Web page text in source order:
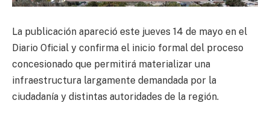
La publicación apareció este jueves 14 de mayo en el
Diario Oficial y confirma el inicio formal del proceso
concesionado que permitirá materializar una
infraestructura largamente demandada por la
ciudadanía y distintas autoridades de la región.